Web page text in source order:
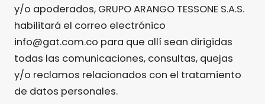
y/o apoderados, GRUPO ARANGO TESSONE S.A.S.
habilitará el correo electrónico
info@gat.com.co para que allí sean dirigidas
todas las comunicaciones, consultas, quejas
y/o reclamos relacionados con el tratamiento
de datos personales.